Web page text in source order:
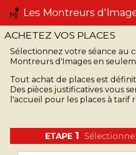
Les Montreurs
ACHETEZ VOS PLACES
Sélectionnez votre séance au
Montreurs d'Images en
Tout achat de places est
Des pièces justificatives vous
l'accueil pour les places à tarif
ETAPE 1